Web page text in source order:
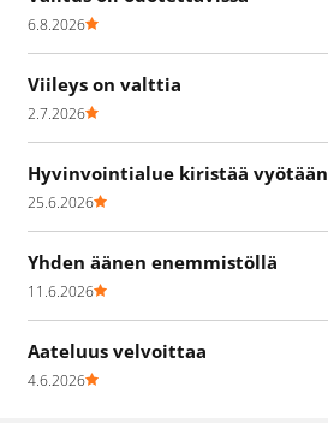
6.8.2026
Viileys on valttia
2.7.2026
Hyvinvointialue kiristää vyötään
25.6.2026
Yhden äänen enemmistöllä
11.6.2026
Aateluus velvoittaa
4.6.2026